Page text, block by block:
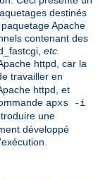
destinés
Apache
contenant des
etc.
httpd, car la
travailler en
httpd, et
apxs -i
une
développé